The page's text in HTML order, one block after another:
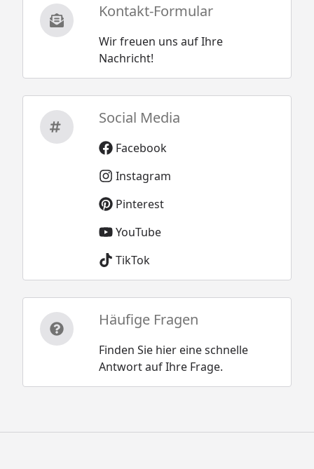
Kontakt-Formular
Wir freuen uns auf Ihre
Nachricht!
Social Media
Facebook
Instagram
Pinterest
YouTube
TikTok
Häufige Fragen
Finden Sie hier eine schnelle
Antwort auf Ihre Frage.